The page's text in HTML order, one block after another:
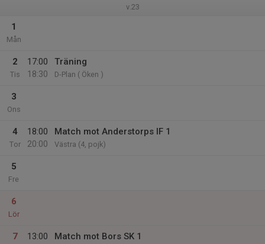
v.23
1
Mån
2
Tis
17:00
18:30
Träning
D-Plan ( Öken )
3
Ons
4
Tor
18:00
20:00
Match mot Anderstorps IF 1
Västra (4, pojk)
5
Fre
6
Lör
7
13:00
Match mot Bors SK 1